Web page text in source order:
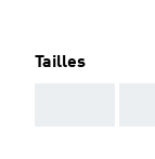
Tailles